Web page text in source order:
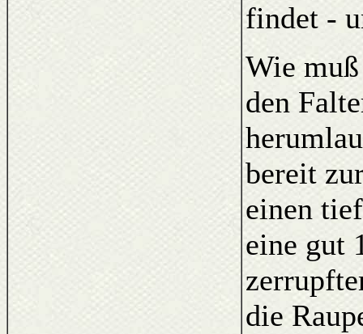
findet -
Wie
den
bereit
einen
eine gut
die